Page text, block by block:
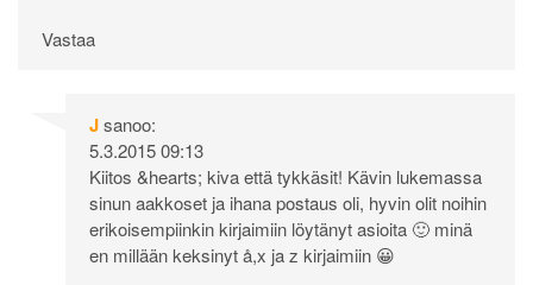
Vastaa
Jsanoo:
5.3.2015 09:13
Kiitos &hearts; kiva että tykkäsit! Kävin lukemassa
sinun aakkoset ja ihana postaus oli, hyvin olit noihin
erikoisempiinkin kirjaimiin löytänyt asioita 🙂 minä
en millään keksinyt å,x ja z kirjaimiin 😀